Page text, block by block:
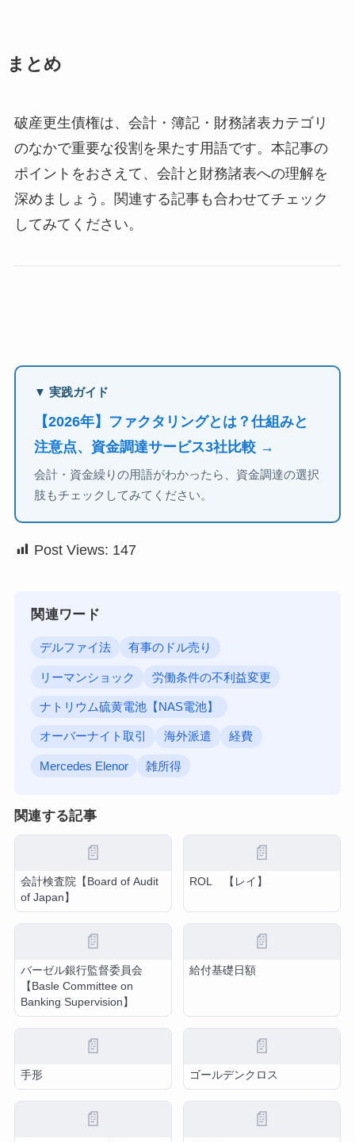
まとめ
破産更生債権は、会計・簿記・財務諸表カテゴリ
のなかで重要な役割を果たす用語です。本記事の
ポイントをおさえて、会計と財務諸表への理解を
深めましょう。関連する記事も合わせてチェック
してみてください。
▼ 実践ガイド
【2026年】ファクタリングとは？仕組みと
注意点、資金調達サービス3社比較 →
会計・資金繰りの用語がわかったら、資金調達の選択
肢もチェックしてみてください。
Post Views: 147
関連ワード
デルファイ法 有事のドル売り
リーマンショック 労働条件の不利益変更
ナトリウム硫黄電池【NAS電池】
オーバーナイト取引 海外派遣 経費
Mercedes Elenor 雑所得
関連する記事
📄
会計検査院【Board of Audit
of Japan】
📄
ROL 【レイ】
📄
バーゼル銀行監督委員会
【Basle Committee on
Banking Supervision】
📄
給付基礎日額
📄
手形
📄
ゴールデンクロス
📄 📄